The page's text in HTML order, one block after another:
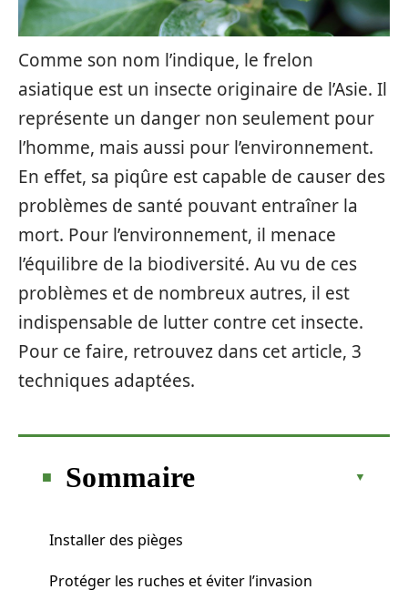
Comme son nom l’indique, le frelon
asiatique est un insecte originaire de l’Asie. Il
représente un danger non seulement pour
l’homme, mais aussi pour l’environnement.
En effet, sa piqûre est capable de causer des
problèmes de santé pouvant entraîner la
mort. Pour l’environnement, il menace
l’équilibre de la biodiversité. Au vu de ces
problèmes et de nombreux autres, il est
indispensable de lutter contre cet insecte.
Pour ce faire, retrouvez dans cet article, 3
techniques adaptées.
Sommaire
Installer des pièges
Protéger les ruches et éviter l’invasion